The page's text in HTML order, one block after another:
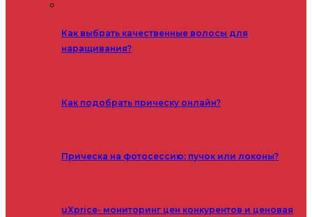
Как выбрать качественные волосы для
наращивания?
Как подобрать прическу онлайн?
Прическа на фотосессию: пучок или локоны?
uXprice- мониторинг цен конкурентов и ценовая